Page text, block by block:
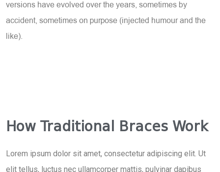
versions have evolved over the years, sometimes by
accident, sometimes on purpose (injected humour and the
like).
How Traditional Braces Work
Lorem ipsum dolor sit amet, consectetur adipiscing elit. Ut
elit tellus, luctus nec ullamcorper mattis, pulvinar dapibus